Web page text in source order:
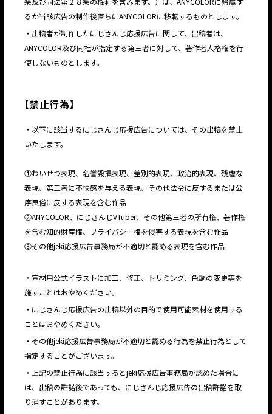
JP
るか当該広告の制作後直ちにANYCOLORに移転するものとします。
・出稿者が制作したにじさんじ応援広告に関して、出稿者は、
ANYCOLOR及び同社が指定する第三者に対して、著作者人格権を行
使しないものとします。
【禁止行為】
・以下に該当するにじさんじ応援広告については、その出稿を禁止
いたします。
①わいせつ表現、名誉毀損表現、差別的表現、政治的表現、残虐な
表現、第三者に不快感を与える表現、その他法令に反するまたは公
序良俗に反する表現を含む作品
②ANYCOLOR、にじさんじVTuber、その他第三者の所有権、著作権
を含む知的財産権、プライバシー権を侵害する表現を含む作品
③その他jeki応援広告事務局が不適切と認める表現を含む作品
・宣材用公式イラストに加工、修正、トリミング、色調の変更等を
施すことはおやめください。
・にじさんじ応援広告の出稿以外の目的で使用可能素材を使用する
ことはおやめください。
・その他jeki応援広告事務局が不適切と認める行為を禁止行為として
指定することがございます。
・上記の禁止行為に該当するとjeki応援広告事務局が認めた場合に
は、出稿の許諾後であっても、にじさんじ応援広告の出稿許諾を取
り消すことがあります。